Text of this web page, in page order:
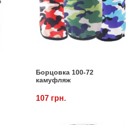
Борцовка 100-72
камуфляж
107 грн.